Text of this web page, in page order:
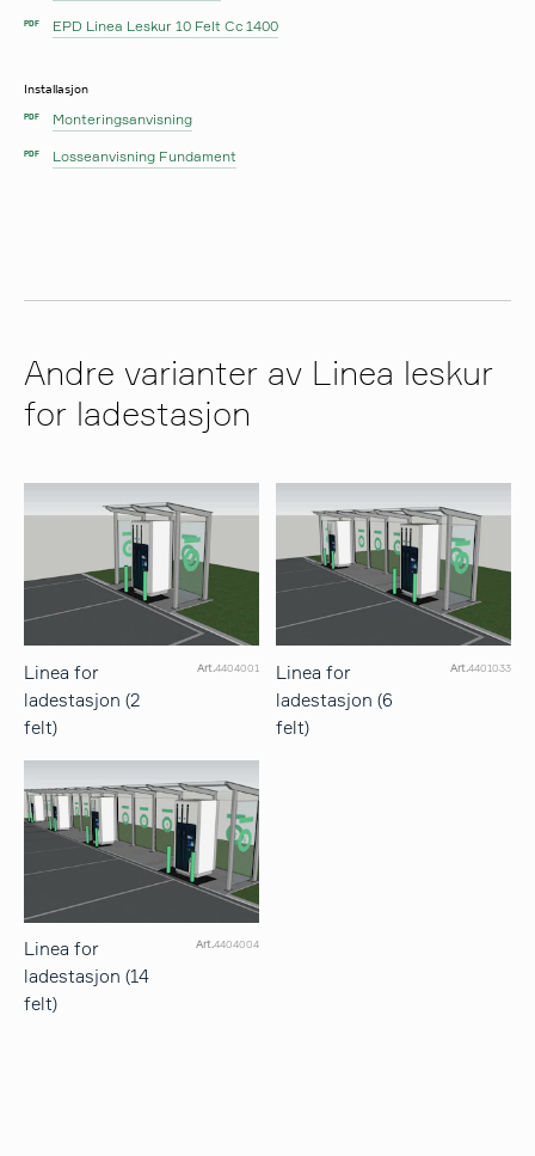
PDF EPD Linea Leskur 10 Felt Cc 1400
Installasjon
PDF Monteringsanvisning
PDF Losseanvisning Fundament
Andre varianter av Linea leskur
for ladestasjon
Linea for
ladestasjon (2
felt)
Art.4404001
Linea for
ladestasjon (6
felt)
Art.4401033
Linea for
ladestasjon (14
felt)
Art.4404004